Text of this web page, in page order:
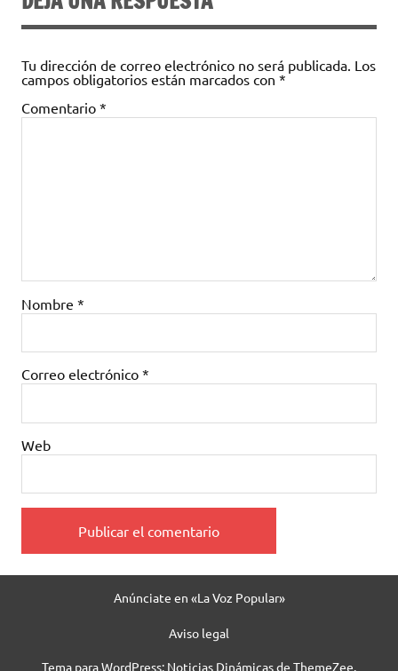
Tu dirección de correo electrónico no será publicada. Los
campos obligatorios están marcados con *
Comentario *
Nombre *
Correo electrónico *
Web
Anúnciate en «La Voz Popular»
Aviso legal
Tema para WordPress: Noticias Dinámicas de ThemeZee.